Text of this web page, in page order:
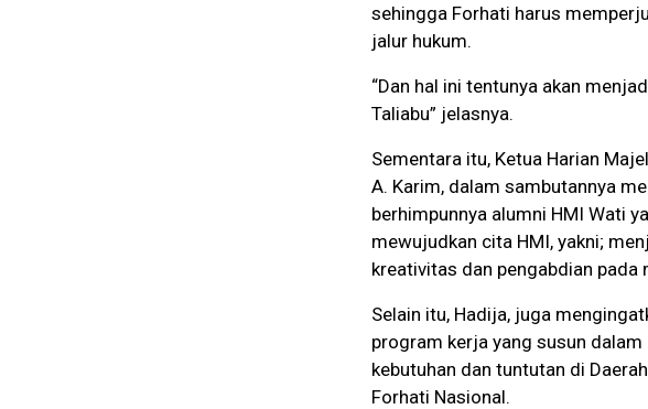
sehingga Forhati harus
jalur hukum.
“Dan hal ini tentunya akan
Taliabu” jelasnya.
Sementara itu, Ketua Harian
A. Karim, dalam sambutannya
berhimpunnya alumni HMI Wati
mewujudkan cita HMI, yakni;
kreativitas dan pengabdian pada
Selain itu, Hadija, juga
program kerja yang susun
kebutuhan dan tuntutan di
Forhati Nasional.